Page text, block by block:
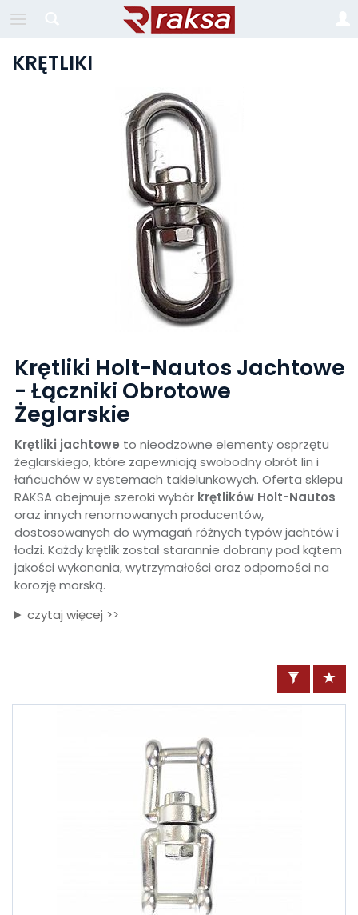
KRĘTLIKI
Krętliki Holt-Nautos Jachtowe
- Łączniki Obrotowe
Żeglarskie
Krętliki jachtowe to nieodzowne elementy osprzętu
żeglarskiego, które zapewniają swobodny obrót lin i
łańcuchów w systemach takielunkowych. Oferta sklepu
RAKSA obejmuje szeroki wybór krętlików Holt-Nautos
oraz innych renomowanych producentów,
dostosowanych do wymagań różnych typów jachtów i
łodzi. Każdy krętlik został starannie dobrany pod kątem
jakości wykonania, wytrzymałości oraz odporności na
korozję morską.
czytaj więcej >>